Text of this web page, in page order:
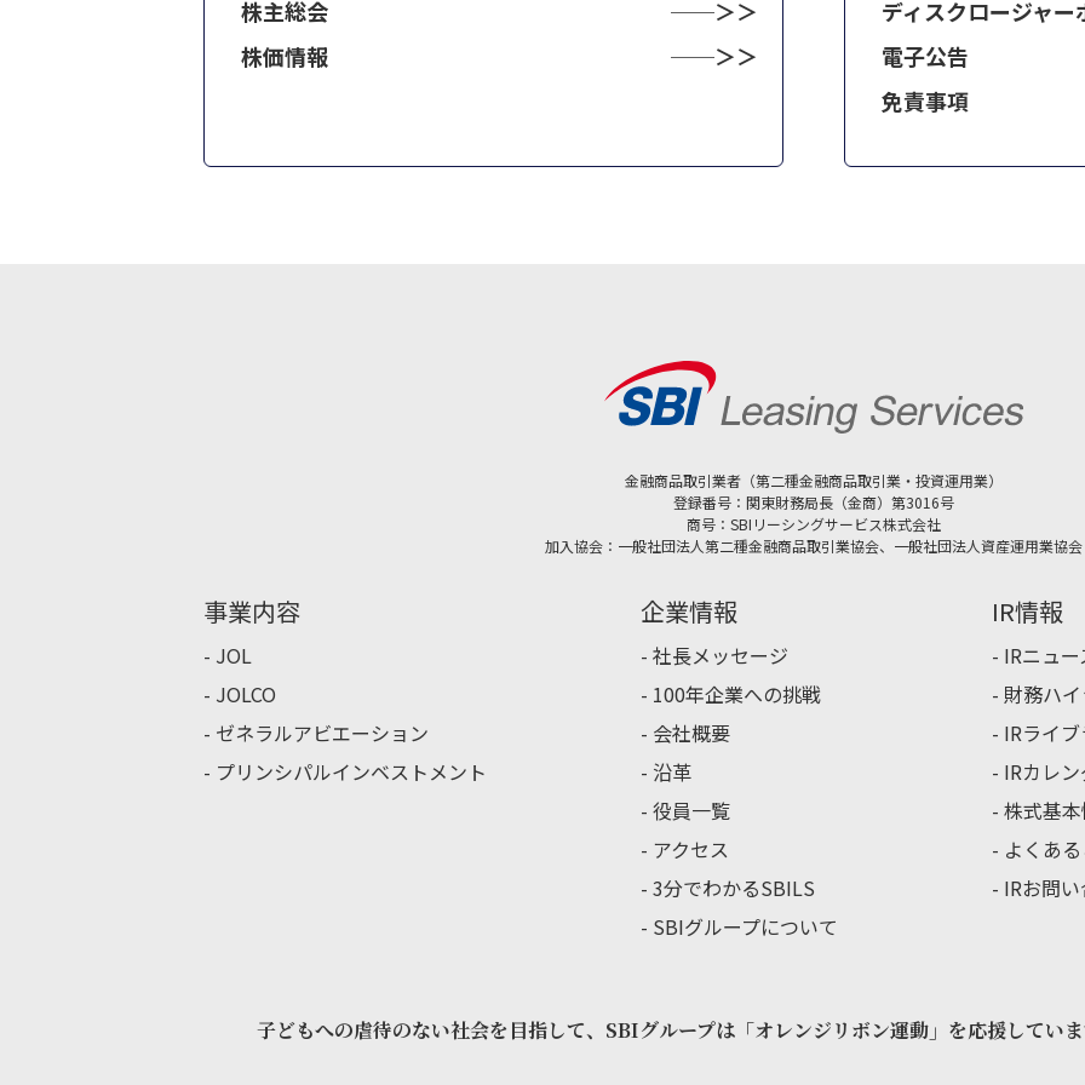
株主総会
株価情報
ディスクロージャー
電子公告
免責事項
金融商品取引業者（第二種金融商品取引業・投資運用業）
登録番号：関東財務局長（金商）第3016号
商号：SBIリーシングサービス株式会社
加入協会：一般社団法人第二種金融商品取引業協会、一般社団法人資産運用業協会
事業内容
JOL
JOLCO
ゼネラルアビエーション
プリンシパルインベストメント
企業情報
社長メッセージ
100年企業への挑戦
会社概要
沿革
役員一覧
アクセス
3分でわかるSBILS
SBIグループについて
IR情報
IRニュー
財務ハ
IRライ
IRカレ
株式基
よくあ
IRお問
子どもへの虐待のない社会を目指して、 SBIグループは「オレンジリボン運動」を応援してい